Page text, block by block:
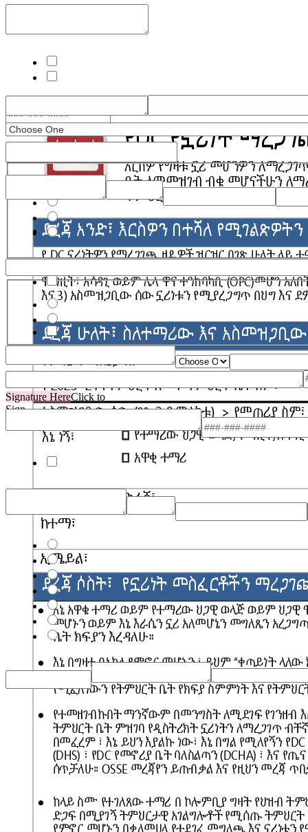
Opt out contact 1
Di_2
Di_3
C_8
Correspondence language
I am
DC Resident
Signature HereClick to
Sign